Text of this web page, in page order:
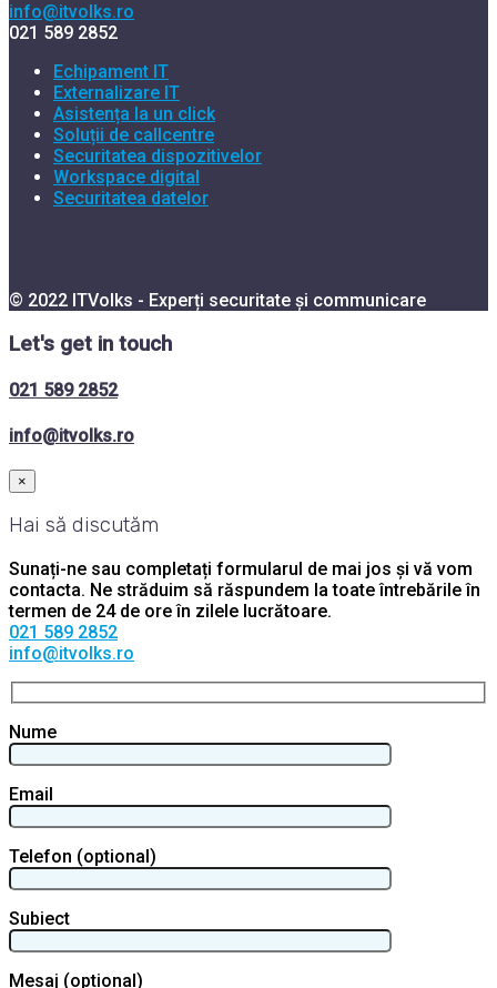
info@itvolks.ro
021 589 2852
Echipament IT
Externalizare IT
Asistența la un click
Soluții de callcentre
Securitatea dispozitivelor
Workspace digital
Securitatea datelor
© 2022 ITVolks - Experți securitate și communicare
Let's get in touch
021 589 2852
info@itvolks.ro
×
Hai să discutăm
Sunați-ne sau completați formularul de mai jos și vă vom
contacta. Ne străduim să răspundem la toate întrebările în
termen de 24 de ore în zilele lucrătoare.
021 589 2852
info@itvolks.ro
Nume
Email
Telefon (optional)
Subiect
Mesaj (optional)